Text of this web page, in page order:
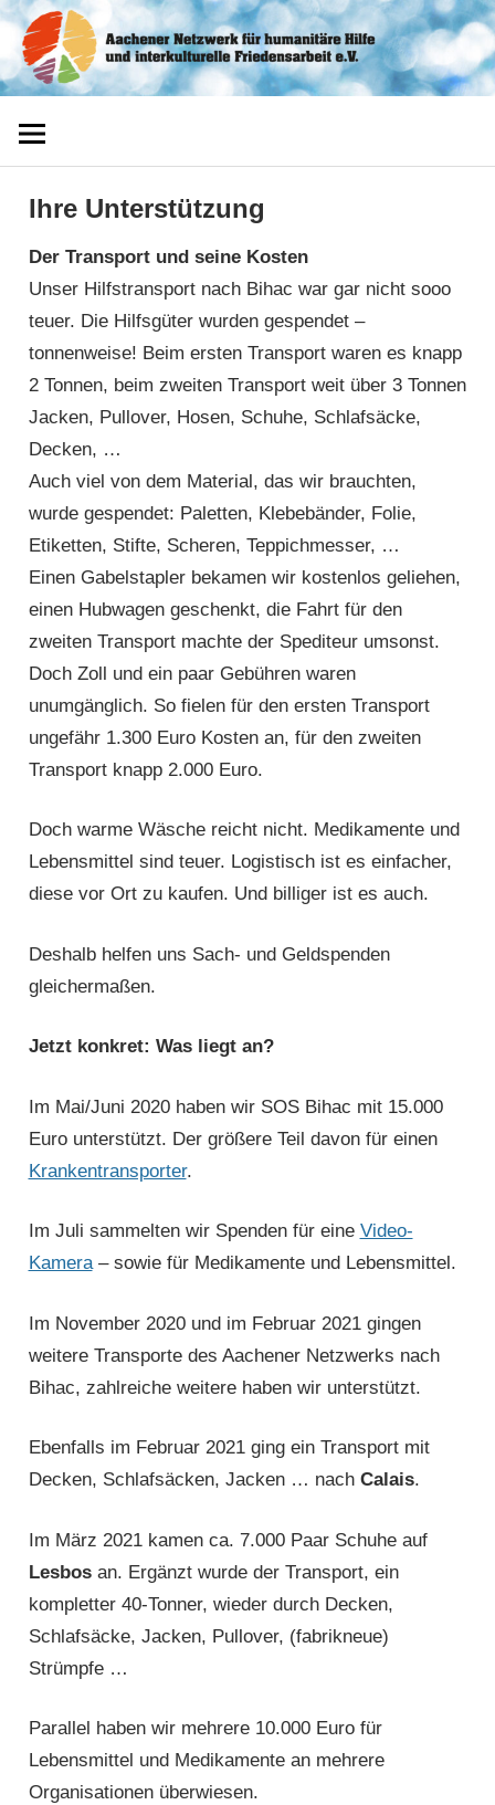
Zum
Inhalt
springen
Aachener
Netzwerk
Ihre Unterstützung
Der Transport und seine Kosten
Unser Hilfstransport nach Bihac war gar nicht sooo
teuer. Die Hilfsgüter wurden gespendet –
tonnenweise! Beim ersten Transport waren es knapp
2 Tonnen, beim zweiten Transport weit über 3 Tonnen
Jacken, Pullover, Hosen, Schuhe, Schlafsäcke,
Decken, …
Auch viel von dem Material, das wir brauchten,
wurde gespendet: Paletten, Klebebänder, Folie,
Etiketten, Stifte, Scheren, Teppichmesser, …
Einen Gabelstapler bekamen wir kostenlos geliehen,
einen Hubwagen geschenkt, die Fahrt für den
zweiten Transport machte der Spediteur umsonst.
Doch Zoll und ein paar Gebühren waren
unumgänglich. So fielen für den ersten Transport
ungefähr 1.300 Euro Kosten an, für den zweiten
Transport knapp 2.000 Euro.
Doch warme Wäsche reicht nicht. Medikamente und
Lebensmittel sind teuer. Logistisch ist es einfacher,
diese vor Ort zu kaufen. Und billiger ist es auch.
Deshalb helfen uns Sach- und Geldspenden
gleichermaßen.
Jetzt konkret: Was liegt an?
Im Mai/Juni 2020 haben wir SOS Bihac mit 15.000
Euro unterstützt. Der größere Teil davon für einen
Krankentransporter.
Im Juli sammelten wir Spenden für eine Video-
Kamera– sowie für Medikamente und Lebensmittel.
Im November 2020 und im Februar 2021 gingen
weitere Transporte des Aachener Netzwerks nach
Bihac, zahlreiche weitere haben wir unterstützt.
Ebenfalls im Februar 2021 ging ein Transport mit
Decken, Schlafsäcken, Jacken … nach Calais.
Im März 2021 kamen ca. 7.000 Paar Schuhe auf
Lesbosan. Ergänzt wurde der Transport, ein
kompletter 40-Tonner, wieder durch Decken,
Schlafsäcke, Jacken, Pullover, (fabrikneue)
Strümpfe …
Parallel haben wir mehrere 10.000 Euro für
Lebensmittel und Medikamente an mehrere
Organisationen überwiesen.